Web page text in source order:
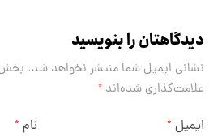
دیدگاهتان را بنویسید
نشانی ایمیل شما منتشر نخواهد شد.
علامت‌گذاری شده‌اند*
نام * ایمیل *